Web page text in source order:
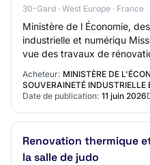
30-Gard · West Europe · France
Ministère de l Économie,
industrielle et numériqu
vue des travaux de
densification des centres
Acheteur: MINISTÈRE DE
SOUVERAINETÉ INDUSTRIELLE
Date de publication: 11 juin 2026
Renovation thermique
la salle de judo